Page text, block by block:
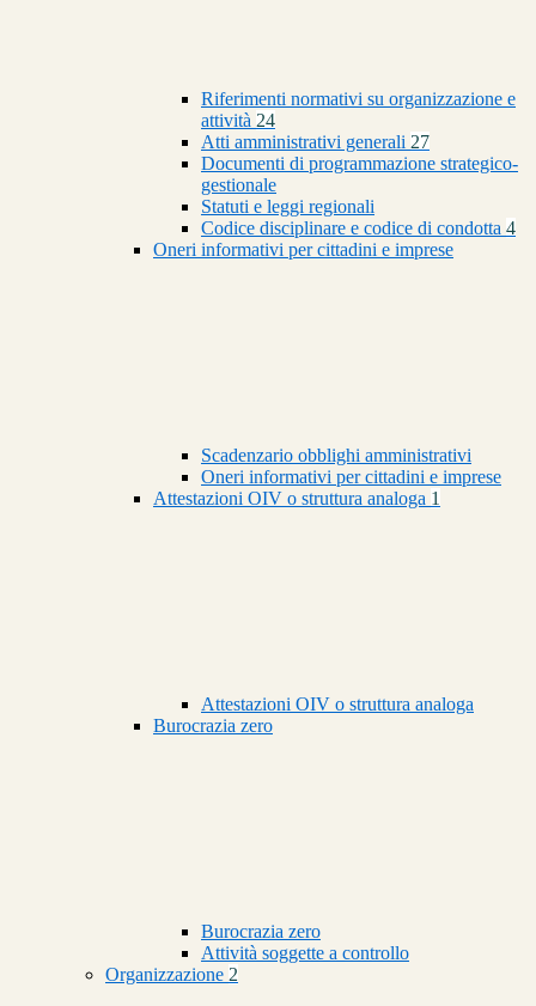
Riferimenti normativi su organizzazione e
attività 24
Atti amministrativi generali 27
Documenti di programmazione strategico-
gestionale
Statuti e leggi regionali
Codice disciplinare e codice di condotta 4
Oneri informativi per cittadini e imprese
Scadenzario obblighi amministrativi
Oneri informativi per cittadini e imprese
Attestazioni OIV o struttura analoga 1
Attestazioni OIV o struttura analoga
Burocrazia zero
Burocrazia zero
Attività soggette a controllo
Organizzazione 2